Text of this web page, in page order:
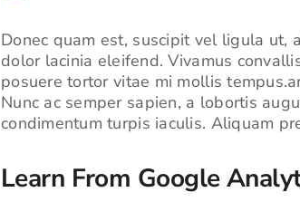
Donec quam est, suscipit vel ligula
dolor lacinia eleifend. Vivamus
posuere tortor vitae mi mollis
Nunc ac semper sapien, a lobortis
condimentum turpis iaculis. Aliquam
Learn From Google